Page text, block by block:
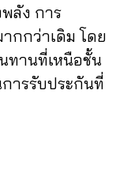
ลัง การ
กกว่าเดิม โดย
ทานที่เหนือชั้น
ารรับประกันที่